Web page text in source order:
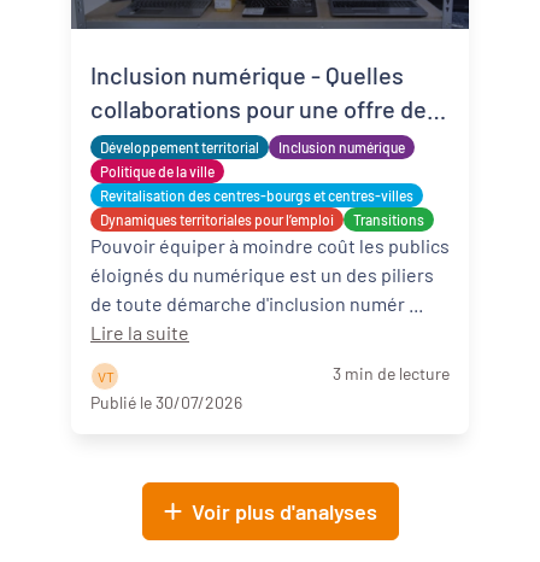
Développement territorial
Inclusion numérique
Politique de la ville
Revitalisation des centres-bourgs et centres-villes
Dynamiques territoriales pour l’emploi
Transitions
Inclusion numérique - Quelles
collaborations pour une offre de
matériels reconditionnés locale,
solidaire et adaptée ?
Pouvoir équiper à moindre coût les publics
éloignés du numérique est un des piliers
Lire la suite
V T
3 min de lecture
Publié le 30/07/2026
Voir plus d'analyses